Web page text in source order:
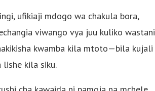
ufikiaji mdogo wa chakula bora,
viwango vya juu kuliko wastani
kwamba kila mtoto—bila kujali
kila siku.